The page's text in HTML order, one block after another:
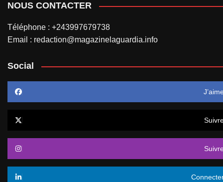
NOUS CONTACTER
Téléphone : +243997679738
Email : redaction@magazinelaguardia.info
Social